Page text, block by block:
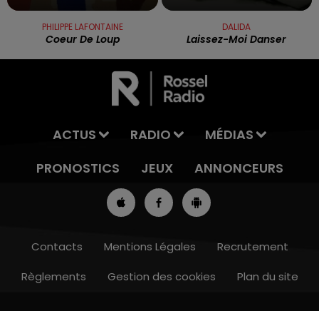
7h00 - 10h00
PHILIPPE LAFONTAINE
Coeur De Loup
DALIDA
Laissez-Moi Danser
ACTUS RADIO
MÉDIAS
PRONOSTICS
JEUX ANNONCEURS
Contacts Mentions Légales
Recrutement
Règlements
Gestion des cookies Plan du site